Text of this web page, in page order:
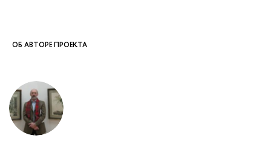
ОБ АВТОРЕ ПРОЕКТА